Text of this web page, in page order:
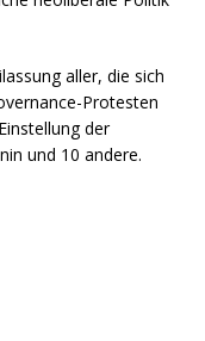
aller, die sich
Protesten
der
und 10 andere.